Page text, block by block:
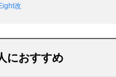
改
におすすめ